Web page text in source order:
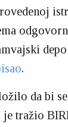
.
da bi
je tražio